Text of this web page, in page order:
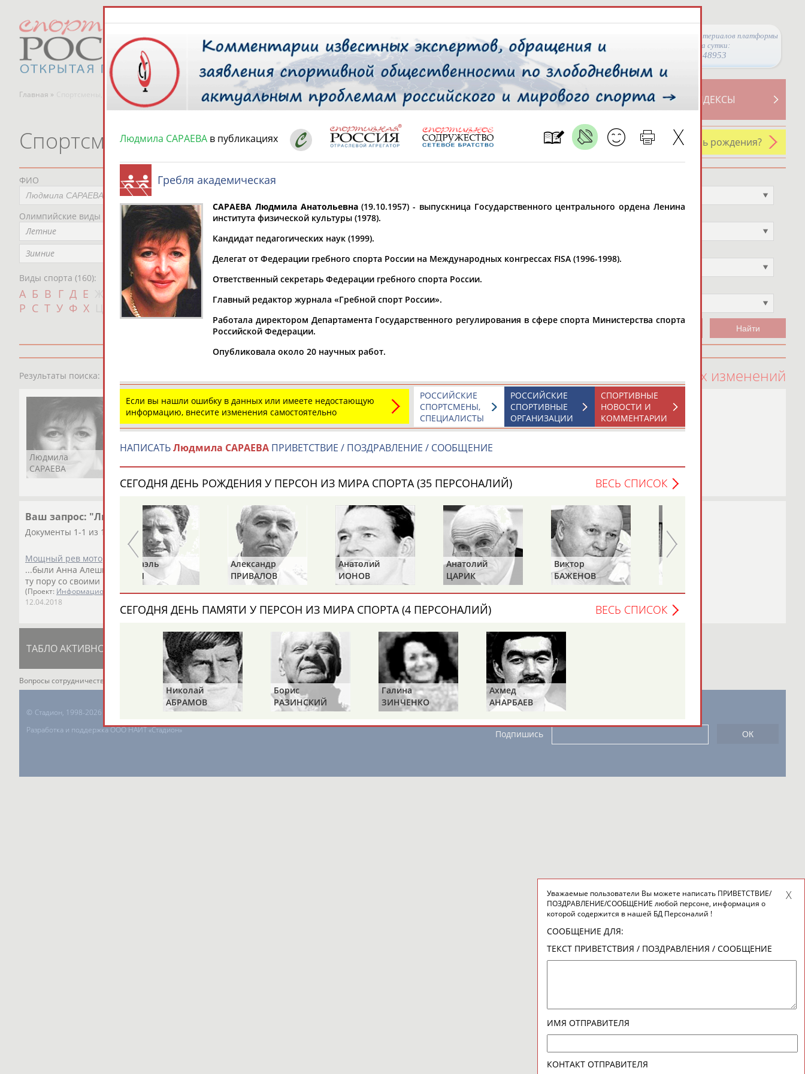
Просмотры материалов платформы
за сутки:
48953
Главная » Спортсмены, тренеры и специалисты СВОДНЫЕ ИНДЕКСЫ
ТАБЛО АКТИВНОСТИ
РЕСУРСНАЯ ПЛОЩАДКА
У кого сегодня день рождения?
Спортсмены, тренеры и специалисты
ФИО
Олимпийские виды спорта
Летние
Зимние
Виды спорта (160):
А Б В Г Д Е И К Л М Н О
П
Р С Т У Ф Х Ш Щ Э Ю
Представляет регион*
* для действующих спортсменов
Место рождения
Не выбран
Дата рождения
с
чч мм год по чч
Не выбран
Результаты поиска: 100 последних изменений
Людмила
САРАЕВА
Ваш запрос: "Людмила САРАЕВА"
Документы 1-1 из 1 найденных уникальных документов
Мощный рев моторов и тихий всплеск воды
...были Анна Алешина, Николай Русак, Александр Душанин,Людмила Сараева, они уже в
ту пору со своими коллегами заранее...
(Проект: Информационное агентство СТАДИОН)
12.04.2018
ТАБЛО АКТИВНОСТИ ЦЕЛИ ПРОЕКТА КОНТАКТЫ НАШИ КНОПКИ РЕКЛАМА
Вопросы сотрудничества и совместной деятельностиinform@infosport.ru
© Стадион, 1998-2026
Разработка и поддержка ООО НАИТ «Стадион»
Адресов в новостной рассылке: 996
Подпишись
Людмила САРАЕВА в публикациях
Гребля академическая
САРАЕВА Людмила Анатольевна(19.10.1957) - выпускница Государственного центрального ордена Ленина
института физической культуры (1978).
Кандидат педагогических наук (1999).
Делегат от Федерации гребного спорта России на Международных конгрессах FISA (1996-1998).
Ответственный секретарь Федерации гребного спорта России.
Главный редактор журнала «Гребной спорт России».
Работала директором Департамента Государственного регулирования в сфере спорта Министерства спорта
Российской Федерации.
Опубликовала около 20 научных работ.
Если вы нашли ошибку в данных или имеете недостающую
информацию, внесите изменения самостоятельно
СПОРТИВНЫЕ
НОВОСТИ И
КОММЕНТАРИИ
РОССИЙСКИЕ
СПОРТИВНЫЕ
ОРГАНИЗАЦИИ
РОССИЙСКИЕ
СПОРТСМЕНЫ,
СПЕЦИАЛИСТЫ
НАПИСАТЬЛюдмила САРАЕВА ПРИВЕТСТВИЕ / ПОЗДРАВЛЕНИЕ / СООБЩЕНИЕ
СЕГОДНЯ ДЕНЬ РОЖДЕНИЯ У ПЕРСОН ИЗ МИРА СПОРТА (35 ПЕРСОНАЛИЙ) ВЕСЬ СПИСОК
Рафаэль
ГРАЧ
Александр
ПРИВАЛОВ
Анатолий
ИОНОВ
Анатолий
Виктор
БАЖЕНОВ
Василий
СТАНКОВИЧ
СЕГОДНЯ ДЕНЬ ПАМЯТИ У ПЕРСОН ИЗ МИРА СПОРТА (4 ПЕРСОНАЛИЙ) ВЕСЬ СПИСОК
Николай
АБРАМОВ
Борис
РАЗИНСКИЙ
Галина
ЗИНЧЕНКО
Ахмед
АНАРБАЕВ
Уважаемые пользователи Вы можете написать ПРИВЕТСТВИЕ/
ПОЗДРАВЛЕНИЕ/СООБЩЕНИЕ любой персоне, информация о
которой содержится в нашей БД Персоналий !
СООБЩЕНИЕ ДЛЯ:
ТЕКСТ ПРИВЕТСТВИЯ / ПОЗДРАВЛЕНИЯ / СООБЩЕНИЕ
ИМЯ ОТПРАВИТЕЛЯ
КОНТАКТ ОТПРАВИТЕЛЯ